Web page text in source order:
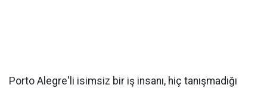
Porto Alegre'li isimsiz bir iş insanı, hiç tanışmadığı